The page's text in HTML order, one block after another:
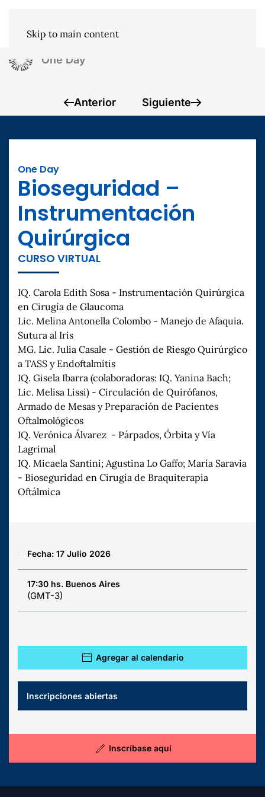
Skip to main content
One Day
Anterior Siguiente
One Day
Bioseguridad –
Instrumentación
Quirúrgica
CURSO VIRTUAL
IQ. Carola Edith Sosa - Instrumentación Quirúrgica
en Cirugía de Glaucoma
Lic. Melina Antonella Colombo - Manejo de Afaquia.
Sutura al Iris
MG. Lic. Julia Casale - Gestión de Riesgo Quirúrgico
a TASS y Endoftalmítis
IQ. Gisela Ibarra (colaboradoras: IQ. Yanina Bach;
Lic. Melisa Lissi) - Circulación de Quirófanos,
Armado de Mesas y Preparación de Pacientes
Oftalmológicos
IQ. Verónica Álvarez - Párpados, Órbita y Vía
Lagrimal
IQ. Micaela Santini; Agustina Lo Gaffo; María Saravia
- Bioseguridad en Cirugía de Braquiterapia
Oftálmica
Fecha: 17 Julio 2026
17:30 hs. Buenos Aires
(GMT-3)
Agregar al calendario
Inscripciones abiertas
Inscríbase aquí